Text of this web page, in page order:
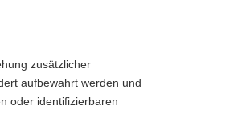
zusätzlicher
aufbewahrt werden und
oder identifizierbaren